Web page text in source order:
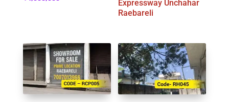
Expressway Unchahar
Raebareli